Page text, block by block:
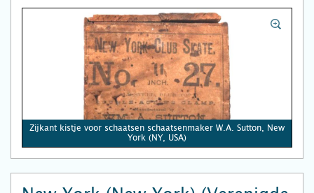
Zijkant kistje voor schaatsen schaatsenmaker W.A. Sutton, New
York (NY, USA)